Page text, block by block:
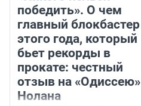
победить». О чем
главный блокбастер
этого года, который
бьет рекорды в
прокате: честный
отзыв на «Одиссею»
Нолана